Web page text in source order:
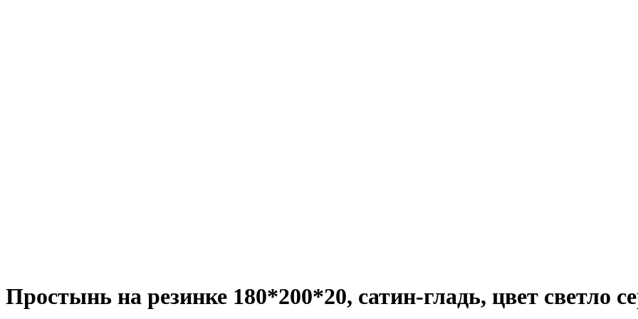
Простынь на резинке 180*200*20, сатин-гладь, цвет светло